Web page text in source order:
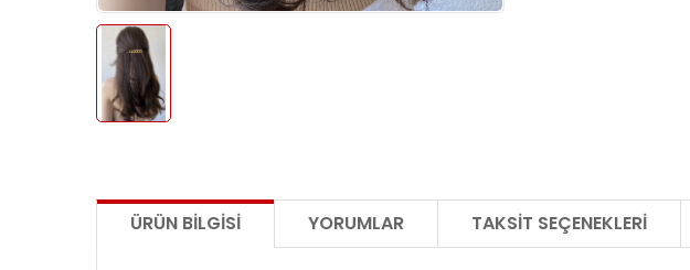
ÜRÜN BILGISI YORUMLAR TAKSIT SEÇENEKLERI